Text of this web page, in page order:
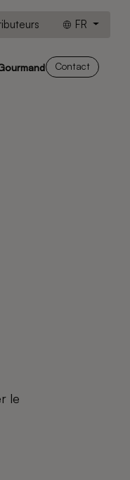
FR
Contact
le